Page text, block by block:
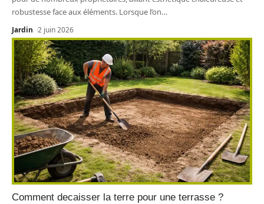
robustesse face aux éléments. Lorsque l’on…
Jardin 2 juin 2026
Comment decaisser la terre pour une terrasse ?